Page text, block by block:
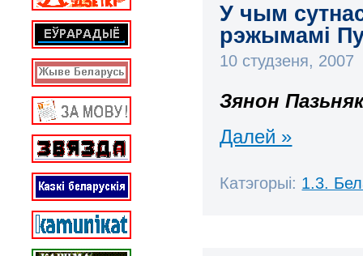
У чым
рэжымамі
10 студзеня, 2007
Зянон
Далей »
Катэгорыі: 1.3.